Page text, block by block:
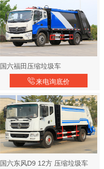
国六福田压缩垃圾车
来电询底价
国六东风D9 12方 压缩垃圾车